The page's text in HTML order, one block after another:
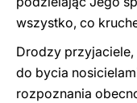
wszystko, co
Drodzy przyjaciele,
do bycia
rozpoznania